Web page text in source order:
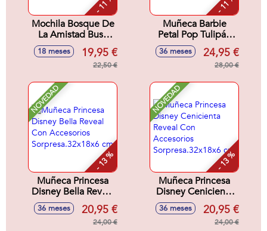
Mochila Bosque De
La Amistad Busy
Bea Fisher-Price
28x8x29 cm
18 meses 19,95 €
22,50 €
Muñeca Barbie
Petal Pop Tulipán
Rosa 32x12x12 cm
36 meses 24,95 €
28,00 €
NOVEDAD
- 13 %
Muñeca Princesa
Disney Bella Reveal
Con Accesorios
Sorpresa.32x18x6
36 meses 20,95 €
24,00 €
NOVEDAD
- 13 %
Muñeca Princesa
Disney Cenicienta
Reveal Con
Accesorios
Sorpresa.32x18x6
36 meses 20,95 €
24,00 €